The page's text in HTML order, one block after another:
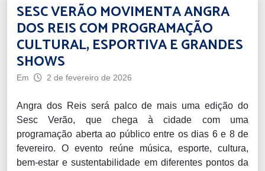
SESC VERÃO MOVIMENTA ANGRA
DOS REIS COM PROGRAMAÇÃO
CULTURAL, ESPORTIVA E GRANDES
SHOWS
Em 2 de fevereiro de 2026
Angra dos Reis será palco de mais uma edição do
Sesc Verão, que chega à cidade com uma
programação aberta ao público entre os dias 6 e 8 de
fevereiro. O evento reúne música, esporte, cultura,
bem-estar e sustentabilidade em diferentes pontos da